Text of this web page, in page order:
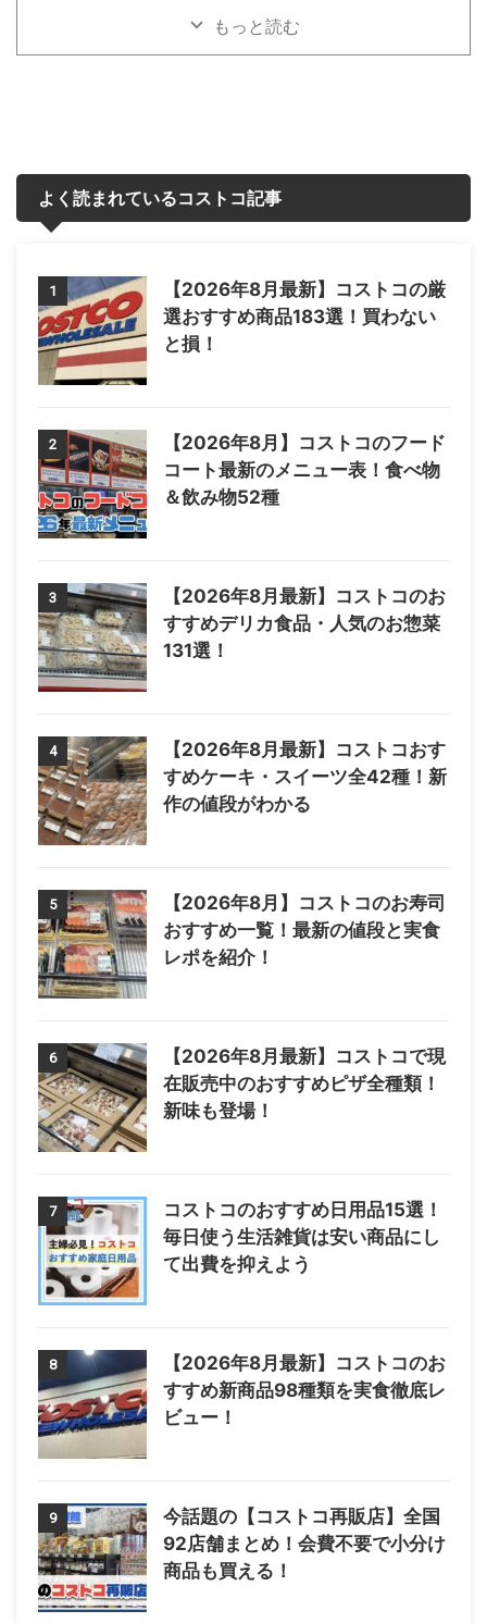
もっと読む
よく読まれているコストコ記事
1
【2026年8月最新】コストコの厳
選おすすめ商品183選！買わない
と損！
2
【2026年8月】コストコのフード
コート最新のメニュー表！食べ物
＆飲み物52種
3
【2026年8月最新】コストコのお
すすめデリカ食品・人気のお惣菜
131選！
4
【2026年8月最新】コストコおす
すめケーキ・スイーツ全42種！新
作の値段がわかる
5
【2026年8月】コストコのお寿司
おすすめ一覧！最新の値段と実食
レポを紹介！
6
【2026年8月最新】コストコで現
在販売中のおすすめピザ全種類！
新味も登場！
7
コストコのおすすめ日用品15選！
毎日使う生活雑貨は安い商品にし
て出費を抑えよう
8
【2026年8月最新】コストコのお
すすめ新商品98種類を実食徹底レ
ビュー！
9
今話題の【コストコ再販店】全国
92店舗まとめ！会費不要で小分け
商品も買える！